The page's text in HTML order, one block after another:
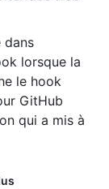
dans
lorsque la
le hook
GitHub
qui a mis à